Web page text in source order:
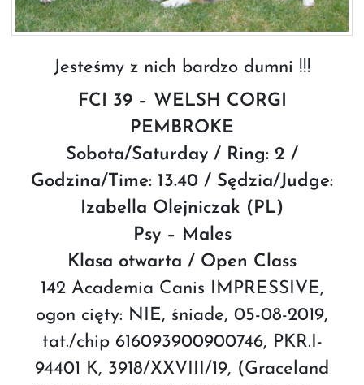
Jesteśmy z nich bardzo dumni !!!
FCI 39 – WELSH CORGI
PEMBROKE
Sobota/Saturday / Ring: 2 /
Godzina/Time: 13.40 / Sędzia/Judge:
Izabella Olejniczak (PL)
Psy – Males
Klasa otwarta / Open Class
142 Academia Canis IMPRESSIVE,
ogon cięty: NIE, śniade, 05-08-2019,
tat./chip 616093900900746, PKR.I-
94401 K, 3918/XXVIII/19, (Graceland